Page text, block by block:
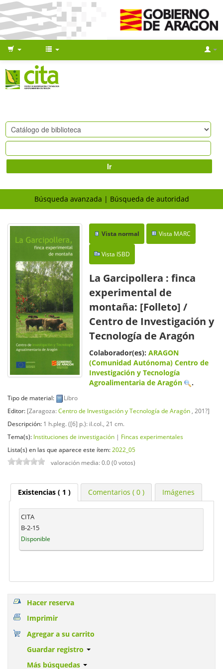
Ir
Búsqueda avanzada Búsqueda de autoridad
Vista normal Vista MARC
Vista ISBD
La Garcipollera : finca
experimental de
montaña: [Folleto] /
Centro de Investigación y
Tecnología de Aragón
Colaborador(es): ARAGON
(Comunidad Autónoma) Centro de
Investigación y Tecnología
Agroalimentaria de Aragón
.
Tipo de material:
Libro
Editor: [Zaragoza:Centro de Investigación y Tecnología de Aragón
, 201?]
Descripción: 1 h.pleg. ([6] p.): il.col., 21 cm.
Tema(s): Instituciones de investigación | Fincas experimentales
Lista(s) en las que aparece este ítem: 2022_05
valoración media: 0.0 (0 votos)
Existencias( 1 ) Comentarios ( 0 ) Imágenes
CITA
B-2-15
Disponible
Hacer reserva
Imprimir
Agregar a su carrito
Guardar registro
Más búsquedas